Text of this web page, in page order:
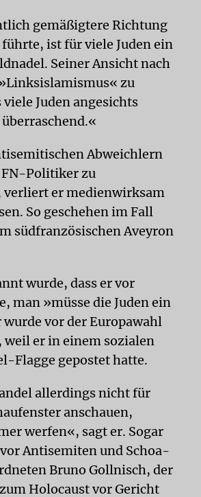
gemäßigtere Richtung
ist für viele Juden ein
Seiner Ansicht nach
zu
Juden angesichts
Abweichlern
FN-Politiker zu
er medienwirksam
So geschehen im Fall
südfranzösischen Aveyron
wurde, dass er vor
man »müsse die Juden ein
vor der Europawahl
weil er in einem sozialen
Flagge gepostet hatte.
allerdings nicht für
anschauen,
werfen«, sagt er. Sogar
Antisemiten und Schoa-
Bruno Gollnisch, der
Holocaust vor Gericht